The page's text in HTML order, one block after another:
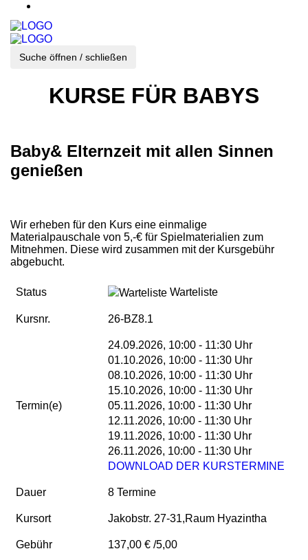
Suche öffnen / schließen
KURSE FÜR BABYS
Baby& Elternzeit mit allen Sinnen
genießen
Wir erheben für den Kurs eine einmalige
Materialpauschale von 5,-€ für Spielmaterialien zum
Mitnehmen. Diese wird zusammen mit der Kursgebühr
abgebucht.
Status Warteliste
Kursnr. 26-BZ8.1
Termin(e)
24.09.2026, 10:00 - 11:30 Uhr
01.10.2026, 10:00 - 11:30 Uhr
08.10.2026, 10:00 - 11:30 Uhr
15.10.2026, 10:00 - 11:30 Uhr
05.11.2026, 10:00 - 11:30 Uhr
12.11.2026, 10:00 - 11:30 Uhr
19.11.2026, 10:00 - 11:30 Uhr
26.11.2026, 10:00 - 11:30 Uhr
DOWNLOAD DER KURSTERMINE
Dauer 8 Termine
Kursort Jakobstr. 27-31,Raum Hyazintha
Gebühr 137,00 € /5,00